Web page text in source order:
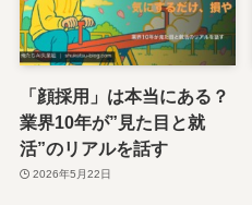
「顔採用」は本当にある？
業界10年が”見た目と就
活”のリアルを話す
2026年5月22日